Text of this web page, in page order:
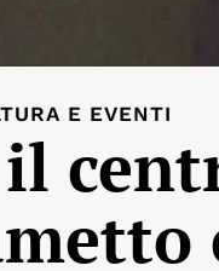
E EVENTI